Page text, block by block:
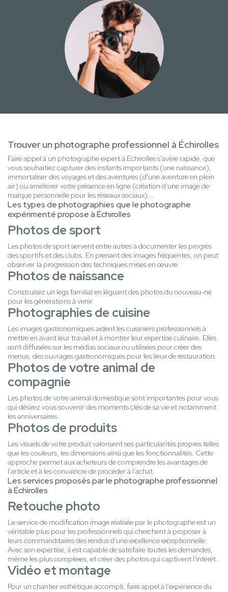
Trouver un photographe professionnel à Échirolles
Faire appel à un photographe expert à Échirolles s'avère rapide, que
vous souhaitiez capturer des instants importants (une naissance),
immortaliser des voyages et des aventures (d'une aventure en plein
air) ou améliorer votre présence en ligne (création d'une image de
marque personnelle pour les réseaux sociaux)...
Les types de photographies que le photographe
expérimenté propose à Échirolles
Photos de sport
Les photos de sport servent entre autres à documenter les progrès
des sportifs et des clubs. En prenant des images fréquentes, on peut
observer la progression des techniques mises en œuvre.
Photos de naissance
Construisez un legs familial en léguant des photos du nouveau-né
pour les générations à venir.
Photographies de cuisine
Les images gastronomiques aident les cuisiniers professionnels à
mettre en avant leur travail et à montrer leur expertise culinaire. Elles
sont diffusées sur les médias sociaux ou utilisées pour créer des
menus, des ouvrages gastronomiques pour les lieux de restauration.
Photos de votre animal de
compagnie
Les photos de votre animal domestique sont importantes pour vous
qui désirez vous souvenir des moments clés de sa vie et notamment
les anniversaires.
Photos de produits
Les visuels de votre produit valorisent ses particularités propres telles
que les couleurs, les dimensions ainsi que les fonctionnalités. Cette
approche permet aux acheteurs de comprendre les avantages de
l'article et à les convaincre de procéder à l'achat.
Les services proposés par le photographe professionnel
à Échirolles
Retouche photo
Le service de modification image réalisée par le photographe est un
véritable plus pour les professionnels qui cherchent à proposer à
leurs commanditaires des rendus d'une excellence exceptionnelle.
Avec son expertise, il est capable de satisfaire toutes les demandes,
même les plus complexes, et créer des photos qui captivent l'intérêt.
Vidéo et montage
Pour un chantier esthétique accompli, faire appel à l'expérience du